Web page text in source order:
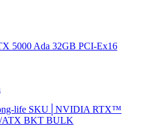
5000 Ada 32GB PCI-Ex16
life SKU│NVIDIA RTX™
ATX BKT BULK